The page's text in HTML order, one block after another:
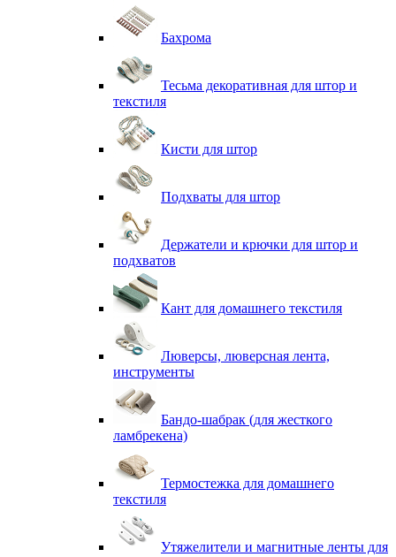
Бахрома
Тесьма декоративная для штор и
текстиля
Кисти для штор
Подхваты для штор
Держатели и крючки для штор и
подхватов
Кант для домашнего текстиля
Люверсы, люверсная лента,
инструменты
Бандо-шабрак (для жесткого
ламбрекена)
Термостежка для домашнего
текстиля
Утяжелители и магнитные ленты для